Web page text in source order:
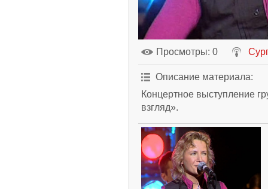
Просмотры: 0
Описание материала:
Концертное выступление
взгляд».